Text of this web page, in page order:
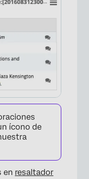
×
ícono de
en resaltador